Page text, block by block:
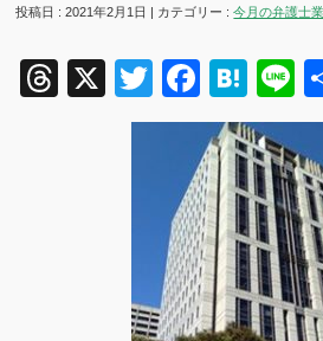
投稿日 : 2021年2月1日 | カテゴリー :今月の弁護士
Threads
X Twitter